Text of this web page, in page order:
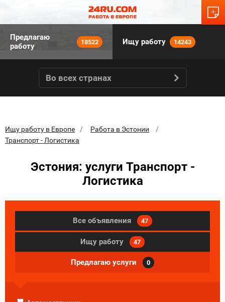
Предлагаю
работу
18522 Ищу работу 14243
Во всех странах
Ищу работу в Европе
Работа в Эстонии
Транспорт - Логистика
Эстония: услуги Транспорт -
Логистика
Все объявления 47
Ищу работу 47
Предлагаю услуги 0